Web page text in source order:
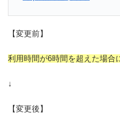
【変更前】
利用時間が6時間を超えた場合
↓
【変更後】